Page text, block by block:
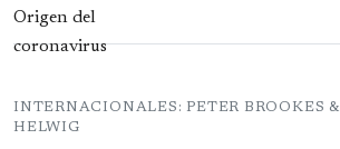
INTERNACIONALES: PETER BROOKES &
HELWIG